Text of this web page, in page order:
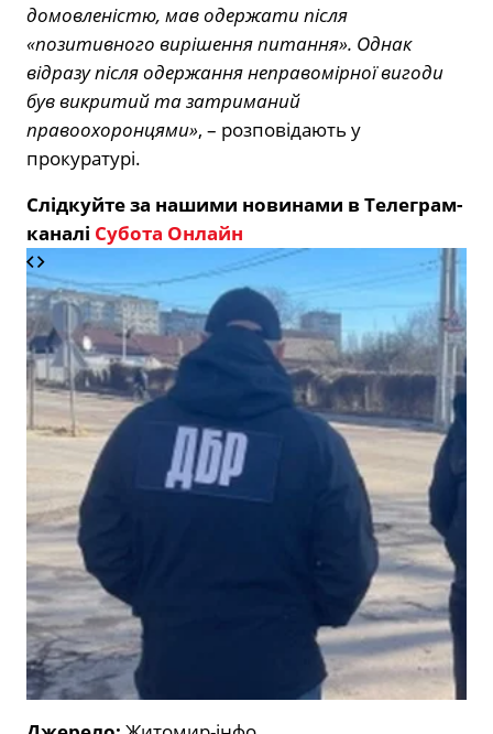
домовленістю, мав одержати після
«позитивного вирішення питання». Однак
відразу після одержання неправомірної вигоди
був викритий та затриманий
правоохоронцями», – розповідають у
прокуратурі.
Слідкуйте за нашими новинами в Телеграм-
каналі Субота Онлайн